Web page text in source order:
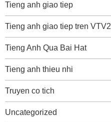
Tieng anh giao tiep
Tieng anh giao tiep tren VTV2
Tieng Anh Qua Bai Hat
Tieng anh thieu nhi
Truyen co tich
Uncategorized